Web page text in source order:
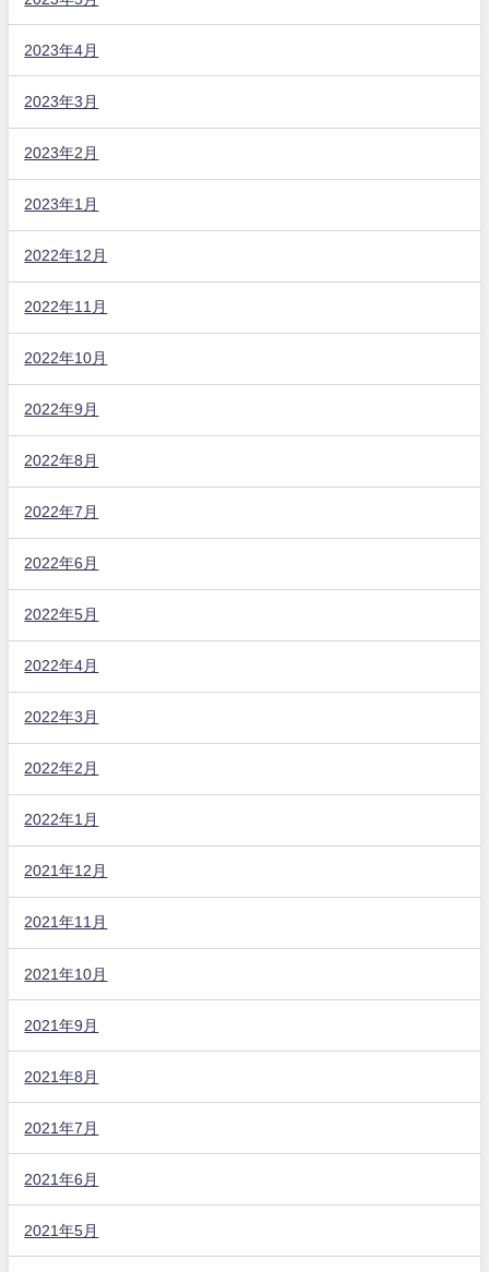
2023年4月
2023年3月
2023年2月
2023年1月
2022年12月
2022年11月
2022年10月
2022年9月
2022年8月
2022年7月
2022年6月
2022年5月
2022年4月
2022年3月
2022年2月
2022年1月
2021年12月
2021年11月
2021年10月
2021年9月
2021年8月
2021年7月
2021年6月
2021年5月